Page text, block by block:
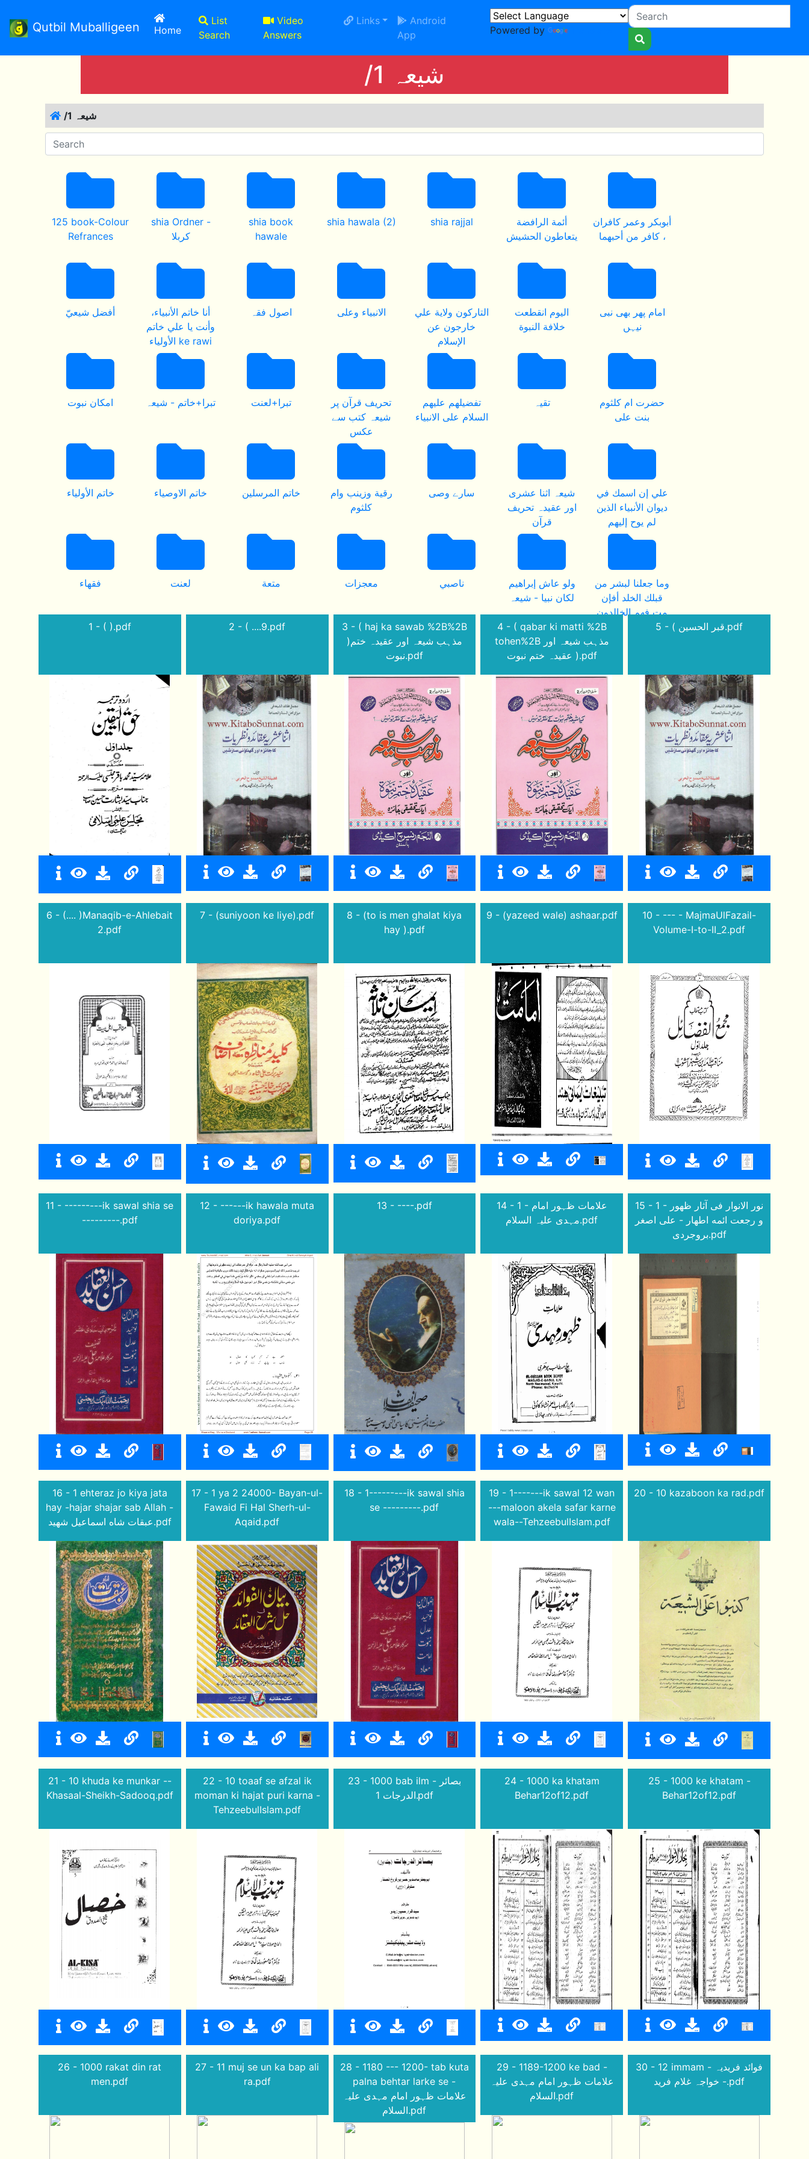
Qutbil Muballigeen Home(current)
List
Search
Video
Answers
Links
Android
App
Powered by
/1 شیعہ
/1 شیعہ
125 book-Colour
Refrances
shia Ordner -
کربلا
shia book
hawale
shia hawala (2) shia rajjal
أئمة الرافضة
يتعاطون الحشيش
أبوبكر وعمر كافران
، كافر من أحبهما
أفضل شيعيّ
أنا خاتم الأنبياء،
وأنت يا علي خاتم
الأولياء ke rawi
اصول فقہ الانبياء وعلى
التاركون ولاية علي
خارجون عن
الإسلام
اليوم انقطعت
خلافة النبوة
امام پھر بھی نبی
نیہں
امکان نبوت تبرا+خاتم - شيعہ تبرا+لعنت
تحريف قرآن پر
شیعہ کتب سے
عکس
تفضيلهم عليهم
السلام على الانبياء
تقیہ
حضرت ام کلثوم
بنت علی
خاتم الأولياء خاتم الاوصياء خاتم المرسلين
رقية وزينب وام
كلثوم
سارے وصی
شیعہ اثنا عشری
اور عقیدہ تحریف
قرآن
علي إن اسمك في
ديوان الأنبياء الذين
لم يوح إليهم
فقهاء لعنت متعة معجزات ناصبي
ولو عاش إبراهيم
لكان نبيا - شيعہ
وما جعلنا لبشر من
قبلك الخلد أفإن
مت فهم الخالدون
1 - ( ).pdf
2 - ( ....9.pdf
3 - ( haj ka sawab %2B%2B
)مذہب شیعہ اور عقیدہ ختم
نبوت.pdf
4 - ( qabar ki matti %2B
tohen%2B مذہب شیعہ اور
عقیدہ ختم نبوت ).pdf
5 - ( قبر الحسين.pdf
6 - (.... )Manaqib-e-Ahlebait
2.pdf
7 - (suniyoon ke liye).pdf
8 - (to is men ghalat kiya
hay ).pdf
9 - (yazeed wale) ashaar.pdf
10 - --- - MajmaUlFazail-
Volume-I-to-II_2.pdf
11 - ---------ik sawal shia se
---------.pdf
12 - ------ik hawala muta
doriya.pdf
13 - ----.pdf
14 - 1 - علامات ظہور امام
مہدی علیہ السلام.pdf
15 - 1 - نور الانوار فی آثار ظهور
و رجعت ائمه اطهار - علی اصغر
بروجردی.pdf
16 - 1 ehteraz jo kiya jata
hay -hajar shajar sab Allah -
عبقات شاه اسماعيل شهيد.pdf
17 - 1 ya 2 24000- Bayan-ul-
Fawaid Fi Hal Sherh-ul-
Aqaid.pdf
18 - 1---------ik sawal shia
se ---------.pdf
19 - 1-------ik sawal 12 wan
---maloon akela safar karne
wala--TehzeebulIslam.pdf
20 - 10 kazaboon ka rad.pdf
21 - 10 khuda ke munkar --
Khasaal-Sheikh-Sadooq.pdf
22 - 10 toaaf se afzal ik
moman ki hajat puri karna -
TehzeebulIslam.pdf
23 - 1000 bab ilm - بصائر
الدرجات 1.pdf
24 - 1000 ka khatam
Behar12of12.pdf
25 - 1000 ke khatam -
Behar12of12.pdf
26 - 1000 rakat din rat
men.pdf
27 - 11 muj se un ka bap ali
ra.pdf
28 - 1180 --- 1200- tab kuta
palna behtar larke se -
علامات ظہور امام مہدی علیہ
السلام.pdf
29 - 1189-1200 ke bad -
علامات ظہور امام مہدی علیہ
السلام.pdf
30 - 12 immam - فوائد فریدیہ
- خواجہ غلام فرید.pdf